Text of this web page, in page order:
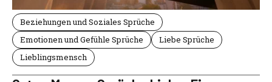
Beziehungen und Soziales Sprüche
Emotionen und Gefühle Sprüche
Liebe Sprüche
Lieblingsmensch